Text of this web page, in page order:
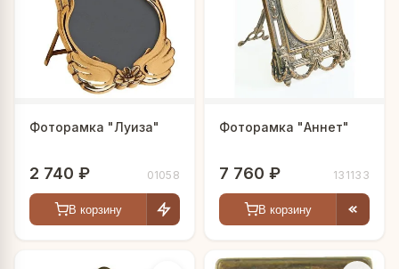
Фоторамка "Луиза"
2 740 ₽ 01058
В корзину
Фоторамка "Аннет"
7 760 ₽ 131133
В корзину